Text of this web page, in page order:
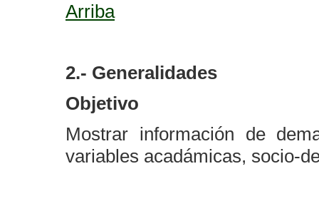
Arriba
2.- Generalidades
Objetivo
Mostrar información de
variables acadámicas, socio-